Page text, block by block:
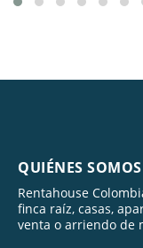
QUIÉNES SOMOS
Rentahouse
finca raíz, casas,
venta o arriendo de